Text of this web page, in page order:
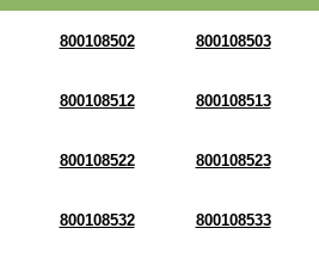
800108502 800108503
800108512 800108513
800108522 800108523
800108532 800108533